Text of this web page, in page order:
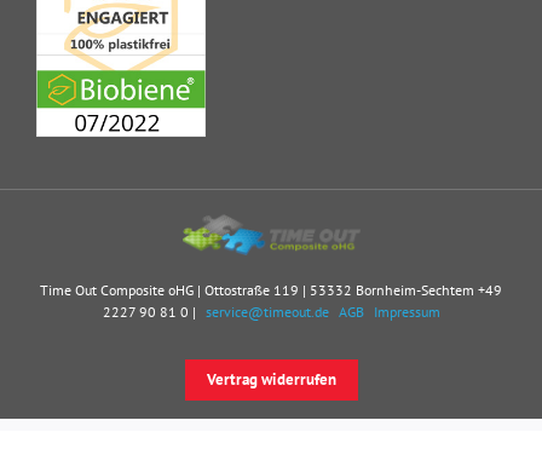
Time Out Composite oHG | Ottostraße 119 | 53332 Bornheim-Sechtem +49
2227 90 81 0 | service@timeout.de AGB Impressum
Vertrag widerrufen